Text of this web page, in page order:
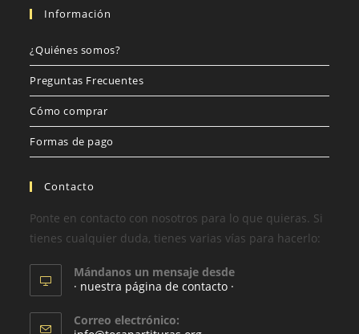
Información
¿Quiénes somos?
Preguntas Frecuentes
Cómo comprar
Formas de pago
Contacto
Ponte en contacto con nosotros para lo que quieras. Si
tienes cualquier duda, tienes varias vías para hacerlo:
Mándanos un mensaje desde
· nuestra página de contacto ·
Correo electrónico: